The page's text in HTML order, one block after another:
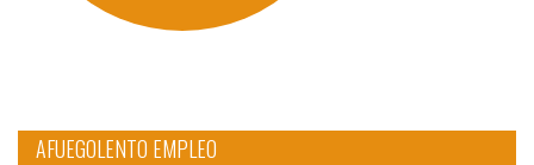
AFUEGOLENTO EMPLEO